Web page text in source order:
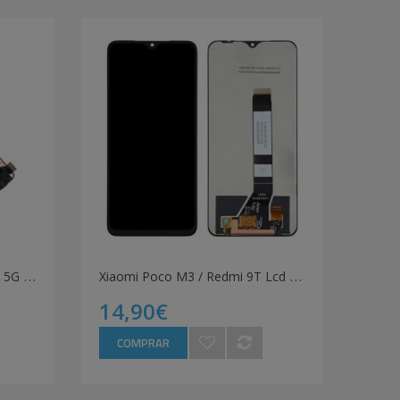
X
iaomi Mi 11 Lite / Mi 11 Lite 5G Lcd + Touch Preto X
iaomi Poco M3 / Redmi 9T Lcd + Touch Preto
14,90€
COMPRAR